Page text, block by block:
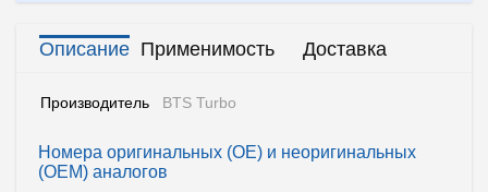
Описание Применимость Доставка
Производитель BTS Turbo
Номера оригинальных (OE) и неоригинальных
(OEM) аналогов